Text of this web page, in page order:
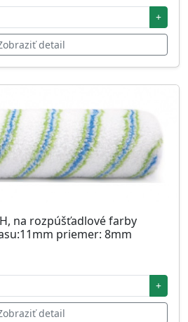
+
detail
na rozpúšťadlové farby
priemer: 8mm
+
detail